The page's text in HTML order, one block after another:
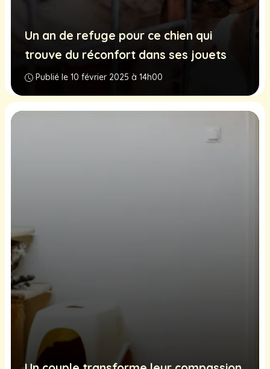
Un an de refuge pour ce chien qui
trouve du réconfort dans ses jouets
Publié le 10 février 2025 à 14h00